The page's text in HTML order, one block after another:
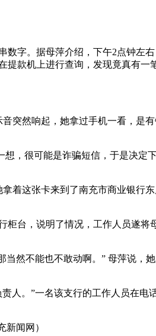
数字。据母萍介绍，下午2点钟左
款机上进行查询，发现竟真有一
突然响起，她拿过手机一看，是
，很可能是诈骗短信，于是决定
着这张卡来到了南充市商业银行
柜台，说明了情况，工作人员遂将
当然不能也不敢动啊。” 母萍说，
人。”一名该支行的工作人员在电
闻网）